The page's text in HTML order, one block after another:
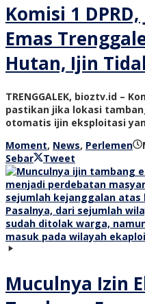
Komisi 1
Emas
Hutan, Ijin
TRENGGALEK, bioztv.id –
pastikan jika lokasi
otomatis ijin eksploitasi
Moment, News, Perlemen
Sebar Tweet
Muculnya Izin